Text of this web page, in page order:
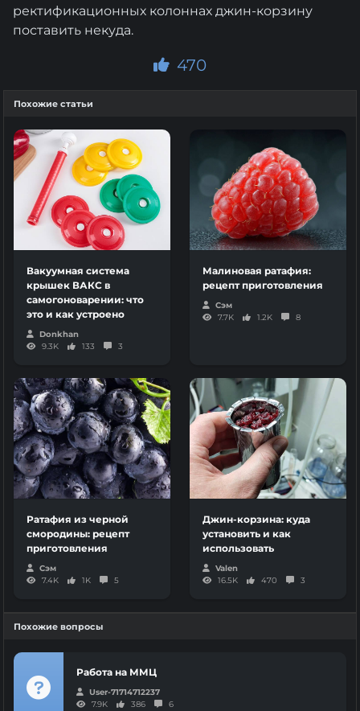
ректификационных колоннах джин-корзину
поставить некуда.
470
Похожие статьи
Вакуумная система
крышек ВАКС в
самогоноварении: что
это и как устроено
Donkhan
9.3K
133 3
Малиновая ратафия:
рецепт приготовления
Сэм
7.7K
1.2K 8
Ратафия из черной
смородины: рецепт
приготовления
Сэм
7.4K
1K 5
Джин-корзина: куда
установить и как
использовать
Valen
16.5K
470 3
Похожие вопросы
Работа на ММЦ
User-71714712237
7.9K
386 6